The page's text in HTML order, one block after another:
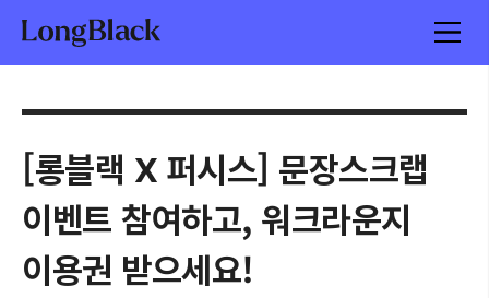
[롱블랙 X 퍼시스] 문장스크랩
이벤트 참여하고, 워크라운지
이용권 받으세요!